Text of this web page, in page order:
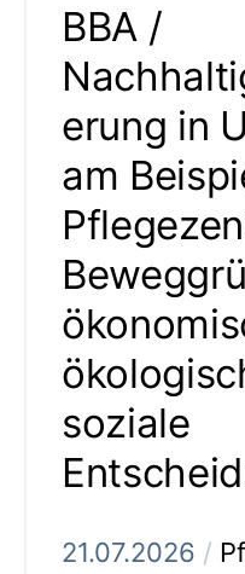
BBA /
erung in
am
soziale
21.07.2026 /